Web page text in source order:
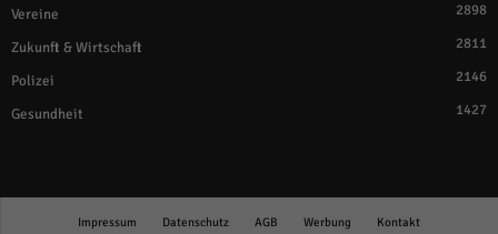
Vereine 2898
Zukunft & Wirtschaft 2811
Polizei 2146
Gesundheit 1427
Impressum Datenschutz AGB Werbung Kontakt